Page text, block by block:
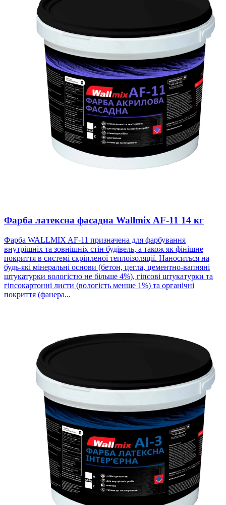
Фарба латексна фасадна Wallmix AF-11 14 кг
Фарба WALLMIX AF-11 призначена для фарбування
внутрішніх та зовнішніх стін будівель, а також як фінішне
покриття в системі скріпленої теплоізоляції. Наноситься на
будь-які мінеральні основи (бетон, цегла, цементно-вапняні
штукатурки вологістю не більше 4%), гіпсові штукатурки та
гіпсокартонні листи (вологість менше 1%) та органічні
покриття (фанера...